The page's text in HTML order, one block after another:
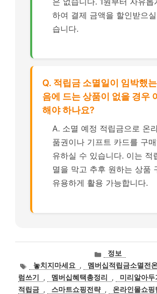
하여 결제 금액을 할인받으
습니다.
Q. 적립금 소멸일이 임박했
음에 드는 상품이 없을 경우
해야 하나요?
A. 소멸 예정 적립금으로 온
품권이나 기프트 카드를 구
유하실 수 있습니다. 이는 적
멸을 막고 추후 원하는 상품
유용하게 활용 가능합니다.
카
테
고
리
정보
태
그
놓치지마세요 ,
멤버십적립금소멸전
럼쓰기
, 멤버십혜택총정리 , 미리알아두
적립금 , 스마트쇼핑전략 , 온라인몰쇼핑